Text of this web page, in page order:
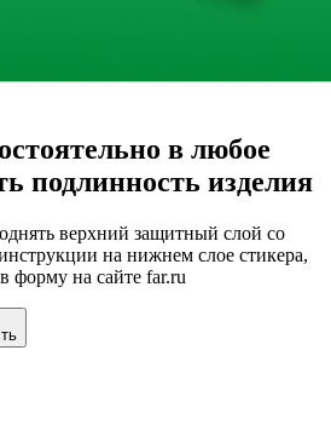
в любое
подлинность изделия
верхний защитный слой со
на нижнем слое стикера,
форму на сайте far.ru